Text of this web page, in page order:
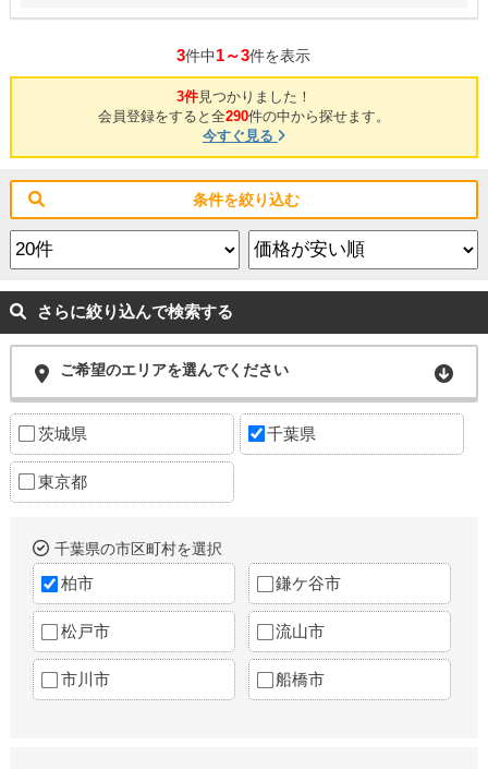
3件中1～3件を表示
3件見つかりました！
会員登録をすると全290件の中から探せます。
今すぐ見る
条件を絞り込む
さらに絞り込んで検索する
ご希望のエリアを選んでください
茨城県 千葉県
東京都
千葉県の市区町村を選択
柏市 鎌ケ谷市
松戸市 流山市
市川市 船橋市